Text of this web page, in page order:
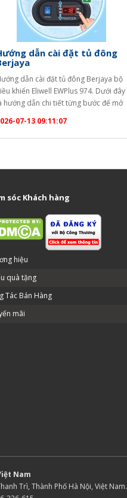
dẫn cài đặt tủ đông
dẫn cài đặt tủ đông Berjaya bộ
khiển Eliwell EWPlus 974. Dưới đây
hướng dẫn chi tiết từng bước để mở
[caption id="attachment_6983"
width="1020"]
07-13 09:11:07
sóc Khách hàng
hiệu
quà tặng
Tác Bán Hàng
mãi
Nam
Trì, Thành Phố Hà Nội, Việt Nam.